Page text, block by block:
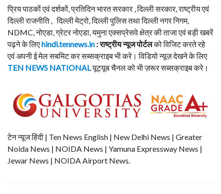
प्रिय पाठकों एवं दर्शकों, प्रतिदिन भारत सरकार , दिल्ली सरकार, राष्ट्रीय एवं
दिल्ली राजनीति , दिल्ली मेट्रो, दिल्ली पुलिस तथा दिल्ली नगर निगम,
NDMC, नोएडा, ग्रेटर नोएडा, यमुना एक्सप्रेसवे क्षेत्र की ताजा एवं बड़ी खबरें
पढ़ने के लिएhindi.tennews.in : राष्ट्रीय न्यूज पोर्टलको विजिट करते रहे
एवं अपनी ई मेल सबमिट कर सब्सक्राइब भी करे। विडियो न्यूज़ देखने के लिए
TEN NEWS NATIONALयूट्यूब चैनल को भी ज़रूर सब्सक्राइब करे।
टेन न्यूज हिंदी | Ten News English | New Delhi News | Greater
Noida News | NOIDA News | Yamuna Expressway News |
Jewar News | NOIDA Airport News.